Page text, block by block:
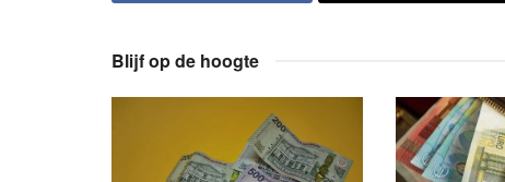
Blijf op de hoogte